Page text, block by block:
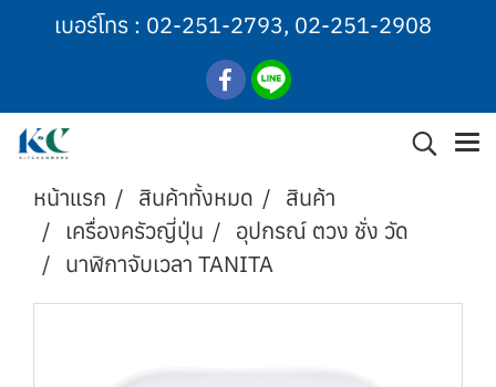
เบอร์โทร : 02-251-2793, 02-251-2908
หน้าแรก สินค้าทั้งหมด
สินค้า
เครื่องครัวญี่ปุ่น
อุปกรณ์ ตวง ชั่ง วัด
นาฬิกาจับเวลา TANITA